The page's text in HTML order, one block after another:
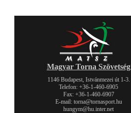
Magyar Torna Szövetség
1146 Budapest, Istvánmezei út 1-3.
Telefon: +36-1-460-6905
Fax: +36-1-460-6907
E-mail: torna@tornasport.hu
hungym@hu.inter.net